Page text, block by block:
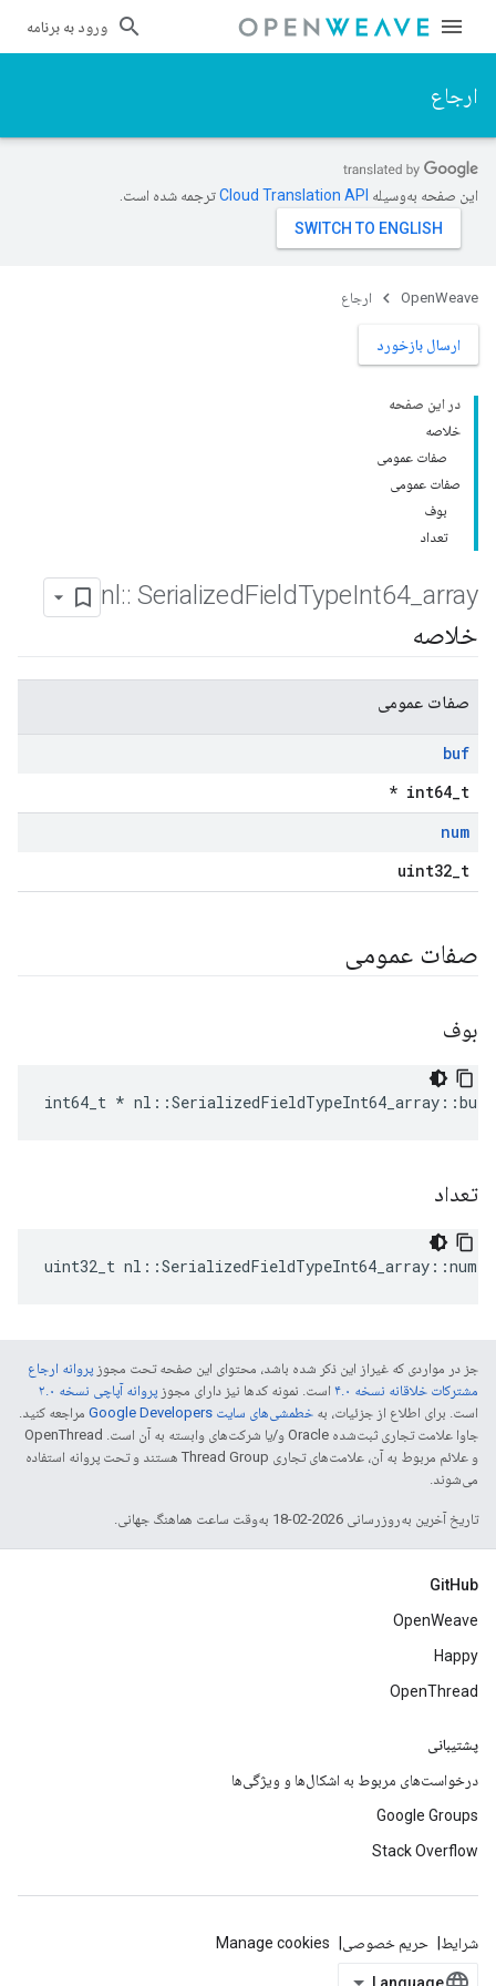
ورود به برنامه
ارجاع
این صفحه به‌وسیله ترجمه شده است.
OpenWeave ارجاع
ارسال بازخورد
در این صفحه
خلاصه
صفات عمومی
صفات عمومی
بوف
تعداد
nl :: SerializedFieldTypeInt64_array
خلاصه
صفات عمومی
buf
int64_t *
num
uint32_t
صفات عمومی
بوف
int64_t * nl::SerializedFieldTypeInt64_array::buf
تعداد
uint32_t nl::SerializedFieldTypeInt64_array::num
جز در مواردی که غیراز این ذکر شده باشد، محتوای این صفحه تحت مجوز پروانه ارجاع
مشترکات خلاقانه نسخه ۴.۰
است. نمونه کدها نیز دارای مجوز پروانه آپاچی نسخه ۲.۰
است. برای اطلاع از جزئیات، به خطمشی‌های سایت Google Developers‏
مراجعه کنید.
جاوا علامت تجاری ثبت‌شده Oracle و/یا شرکت‌های وابسته به آن است. ‫OpenThread
و علائم مربوط به آن، علامت‌های تجاری Thread Group هستند و تحت پروانه استفاده
می‌شوند.
تاریخ آخرین به‌روزرسانی 2026-02-18 به‌وقت ساعت هماهنگ جهانی.
GitHub
OpenWeave
Happy
OpenThread
پشتیبانی
درخواست‌های مربوط به اشکال‌ها و ویژگی‌ها
Google Groups
Stack Overflow
شرایط حریم خصوصی Manage cookies